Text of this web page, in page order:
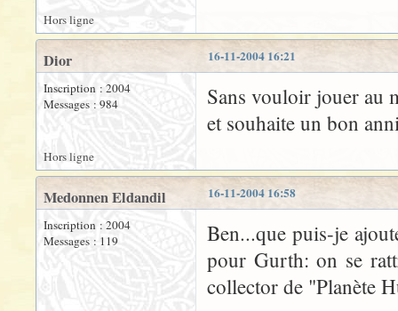
Hors ligne
16-11-2004 16:21
Dior
Inscription : 2004
Messages : 984
Sans vouloir jouer au
et souhaite un bon
Hors ligne
16-11-2004 16:58
Medonnen Eldandil
Inscription : 2004
Messages : 119
Ben...que puis-je
pour Gurth: on se
collector de "Planète